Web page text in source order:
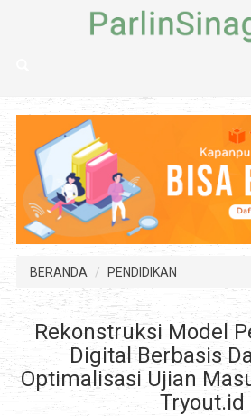
BERANDA PENDIDIKAN
Rekonstruksi Model
Digital Berbasis
Optimalisasi Ujian
Tryout.id